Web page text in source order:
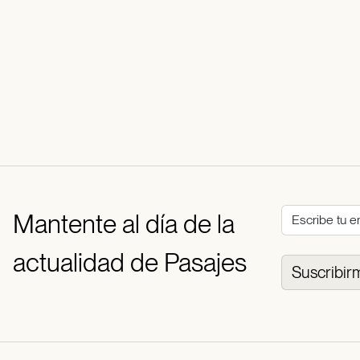
Mantente al día de la
actualidad de Pasajes